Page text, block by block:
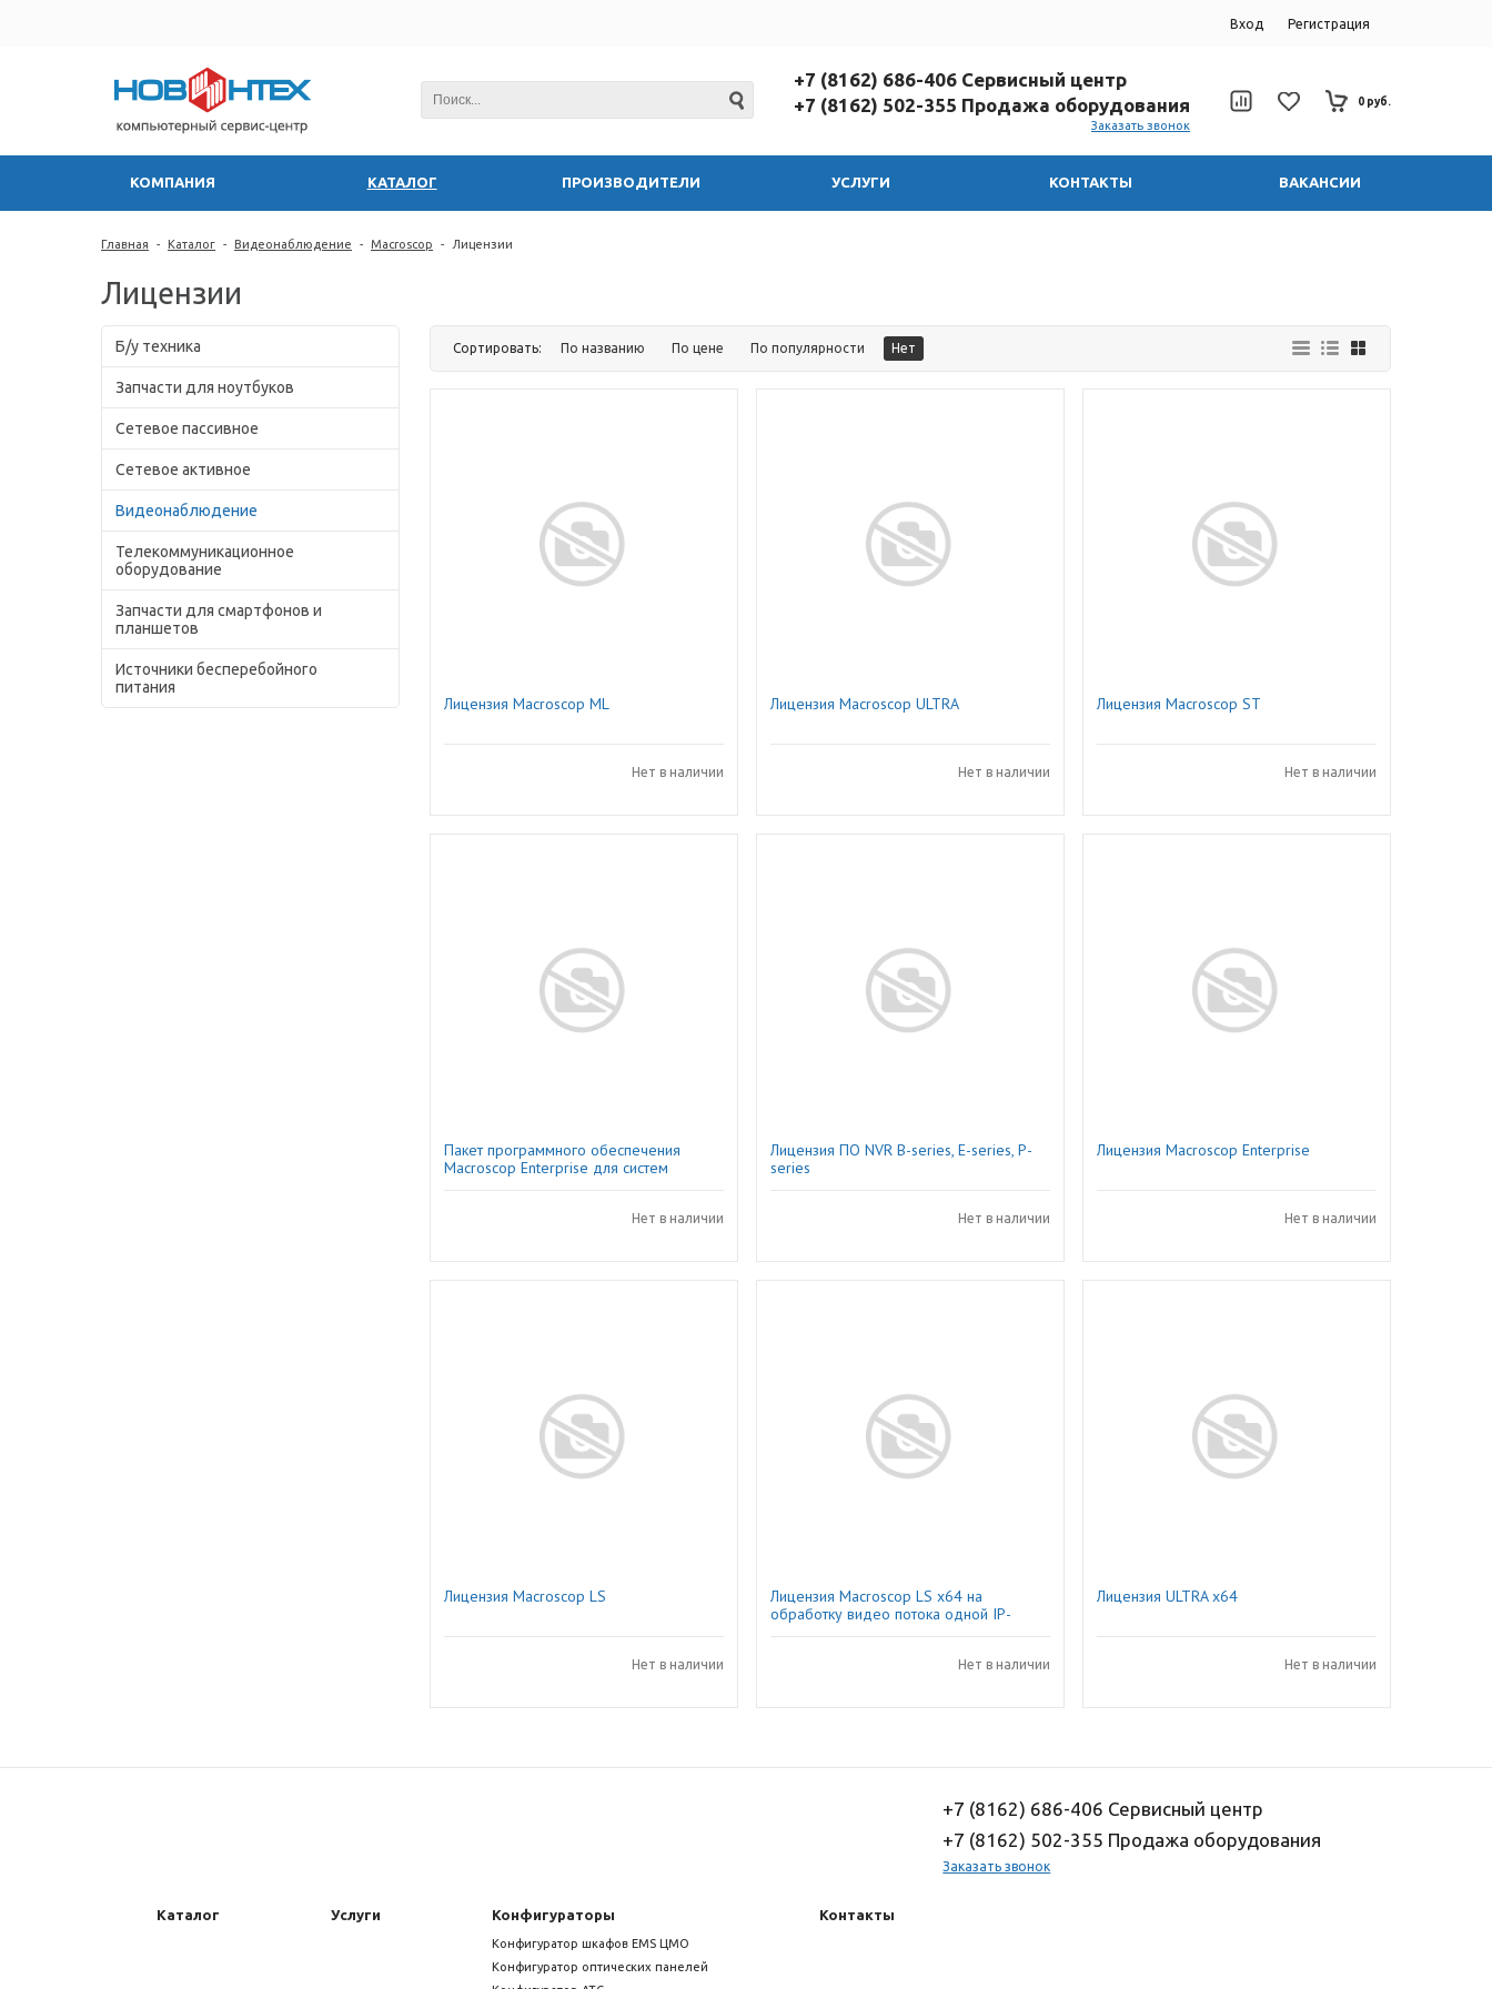
Вход Регистрация
+7 (8162) 686-406 Сервисный центр
+7 (8162) 502-355 Продажа оборудования
Заказать звонок
0 руб.
КОМПАНИЯ КАТАЛОГ ПРОИЗВОДИТЕЛИ УСЛУГИ КОНТАКТЫ ВАКАНСИИ
Главная - Каталог - Видеонаблюдение - Macroscop - Лицензии
Лицензии
Б/у техника
Запчасти для ноутбуков
Сетевое пассивное
Сетевое активное
Видеонаблюдение
Телекоммуникационное
оборудование
Запчасти для смартфонов и
планшетов
Источники бесперебойного
питания
Сортировать: По названию По цене По популярности Нет
Лицензия Macroscop ML
Нет в наличии
Лицензия Macroscop ULTRA
Нет в наличии
Лицензия Macroscop ST
Нет в наличии
Пакет программного обеспечения
Macroscop Enterprise для систем
Нет в наличии
Лицензия ПО NVR B-series, E-series, P-
series
Нет в наличии
Лицензия Macroscop Enterprise
Нет в наличии
Лицензия Macroscop LS
Нет в наличии
Лицензия Macroscop LS х64 на
обработку видео потока одной IP-
Нет в наличии
Лицензия ULTRA x64
Нет в наличии
+7 (8162) 686-406 Сервисный центр
+7 (8162) 502-355 Продажа оборудования
Заказать звонок
Каталог Услуги Конфигураторы
Конфигуратор шкафов EMS ЦМО
Конфигуратор оптических панелей
Контакты